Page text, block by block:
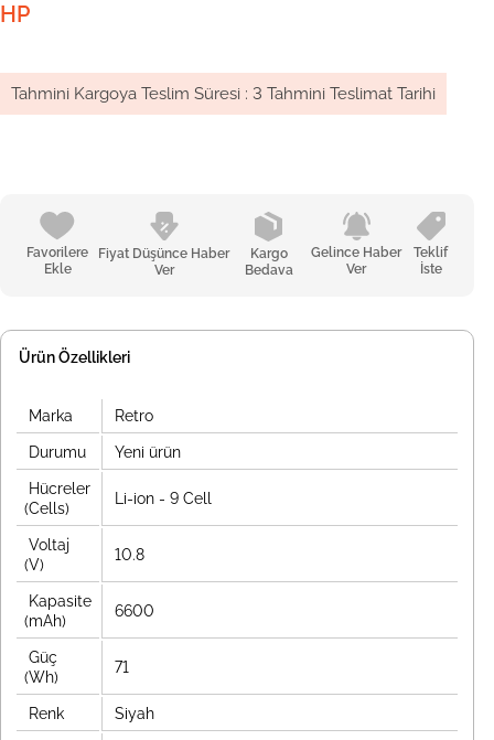
HP
Tahmini Kargoya Teslim Süresi : 3 Tahmini Teslimat Tarihi
Favorilere
Ekle
Fiyat Düşünce Haber
Ver
Kargo
Bedava
Gelince Haber
Ver
Teklif
İste
Ürün Özellikleri
Marka Retro
Durumu Yeni ürün
Hücreler
(Cells)
Li-ion - 9 Cell
Voltaj
(V)
10.8
Kapasite
(mAh)
6600
Güç
(Wh)
71
Renk Siyah